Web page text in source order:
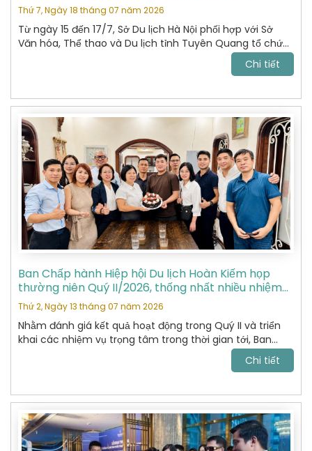
Thứ 7, Ngày 18 tháng 07 năm 2026
Từ ngày 15 đến 17/7, Sở Du lịch Hà Nội phối hợp với Sở
Văn hóa, Thể thao và Du lịch tỉnh Tuyên Quang tổ chức
chương trình khảo sát, xây dựng và kết nối các sản
Chi tiết
Ban Chấp hành Hiệp hội Du lịch Hoàn Kiếm họp
thường niên Quý II/2026, thống nhất nhiều nhiệm
vụ trọng tâm
Thứ 2, Ngày 13 tháng 07 năm 2026
Nhằm đánh giá kết quả hoạt động trong Quý II và triển
khai các nhiệm vụ trọng tâm trong thời gian tới, Ban
Chấp hành Hiệp hội Du lịch Hoàn Kiếm đã tổ chức cuộc
họp thường niên Quý II năm 2026 với sự tham dự của
môn.
Chi tiết